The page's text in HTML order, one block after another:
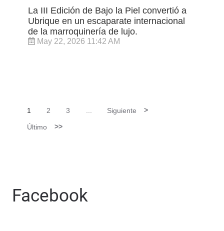
La III Edición de Bajo la Piel convertió a
Ubrique en un escaparate internacional
de la marroquinería de lujo.
May 22, 2026 11:42 AM
1 2 3 ... Siguiente >
Último >>
Facebook